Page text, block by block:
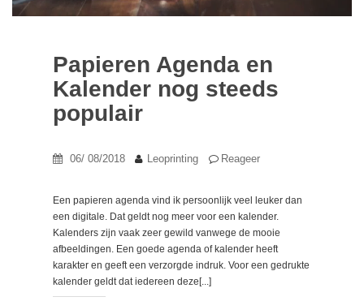
Papieren Agenda en
Kalender nog steeds
populair
06/ 08/2018 Leoprinting Reageer
Een papieren agenda vind ik persoonlijk veel leuker dan
een digitale. Dat geldt nog meer voor een kalender.
Kalenders zijn vaak zeer gewild vanwege de mooie
afbeeldingen. Een goede agenda of kalender heeft
karakter en geeft een verzorgde indruk. Voor een gedrukte
kalender geldt dat iedereen deze[...]